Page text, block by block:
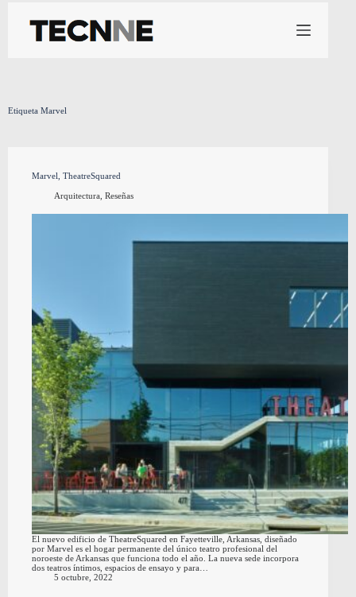
contenido
Etiqueta Marvel
Marvel, TheatreSquared
Arquitectura, Reseñas
El nuevo edificio de TheatreSquared en Fayetteville, Arkansas, diseñado
por Marvel es el hogar permanente del único teatro profesional del
noroeste de Arkansas que funciona todo el año. La nueva sede incorpora
dos teatros íntimos, espacios de ensayo y para…
5 octubre, 2022